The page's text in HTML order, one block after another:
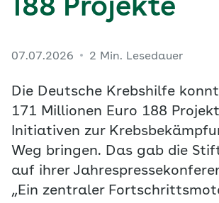
188 Projekte
07.07.2026 2 Min. Lesedauer
Die Deutsche Krebshilfe
171 Millionen Euro 188
Initiativen zur
Weg bringen. Das gab die
auf ihrer
„Ein zentraler